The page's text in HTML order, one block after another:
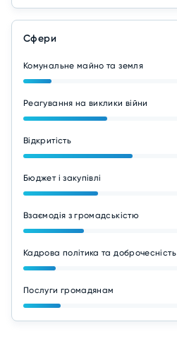
Сфери
Комунальне майно та земля
Реагування на виклики війни
Відкритість
Бюджет і закупівлі
Взаємодія з громадськістю
Кадрова політика та доброчесність
Послуги громадянам